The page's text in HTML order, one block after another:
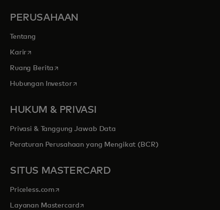
PERUSAHAAN
Tentang
Kariropens in a new tab
Ruang Berita opens in a new tab
Hubungan Investoropens in a new tab
HUKUM & PRIVASI
Privasi & Tanggung Jawab Data
Peraturan Perusahaan yang Mengikat (BCR)
SITUS MASTERCARD
Priceless.com opens in a new tab
Layanan Mastercardopens in a new tab